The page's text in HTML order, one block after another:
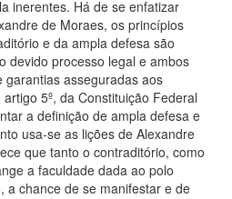
inerentes. Há de se enfatizar
de Moraes, os princípios
e da ampla defesa são
devido processo legal e ambos
garantias asseguradas aos
5º, da Constituição Federal
a definição de ampla defesa e
usa-se as lições de Alexandre
que tanto o contraditório, como
a faculdade dada ao polo
a chance de se manifestar e de